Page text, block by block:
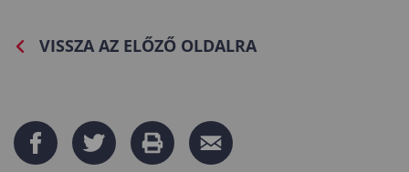
VISSZA AZ ELŐZŐ OLDALRA